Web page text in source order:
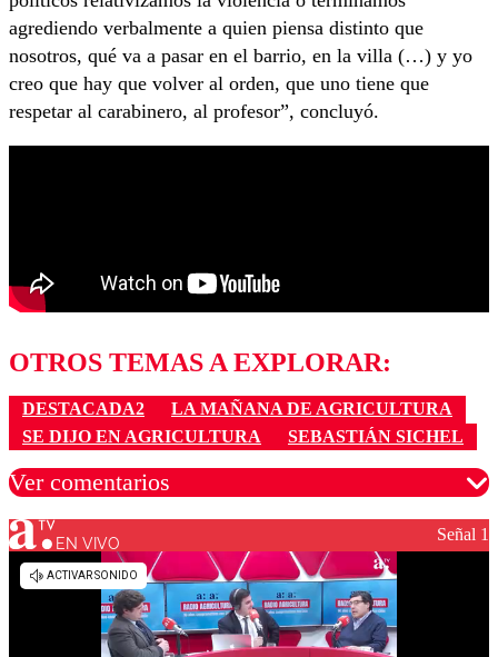
agrediendo verbalmente a quien piensa distinto que
nosotros, qué va a pasar en el barrio, en la villa (…) y yo
creo que hay que volver al orden, que uno tiene que
respetar al carabinero, al profesor”, concluyó.
OTROS TEMAS A EXPLORAR:
DESTACADA2
LA MAÑANA DE AGRICULTURA
SE DIJO EN AGRICULTURA
SEBASTIÁN SICHEL
Ver comentarios
Los comentarios son moderados para garantizar un
diálogo respetuoso.
EN VIVO Señal 1